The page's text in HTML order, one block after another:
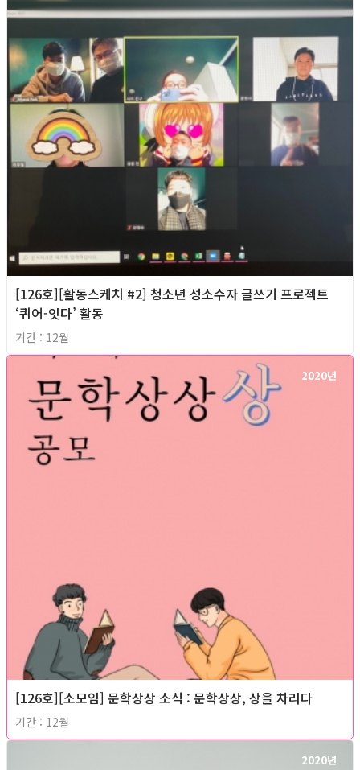
[126호][활동스케치 #2] 청소년 성소수자 글쓰기 프로젝트
‘퀴어-잇다’ 활동
기간 : 12월
2020년
[126호][소모임] 문학상상 소식 : 문학상상, 상을 차리다
기간 : 12월
2020년